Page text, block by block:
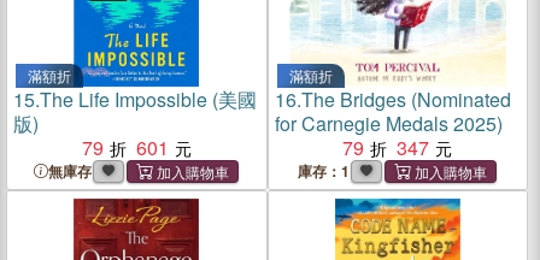
滿額折
15.The Life Impossible (美國
版)
79
601
無庫存
滿額折
16.The Bridges (Nominated
for Carnegie Medals 2025)
79
347
庫存：1